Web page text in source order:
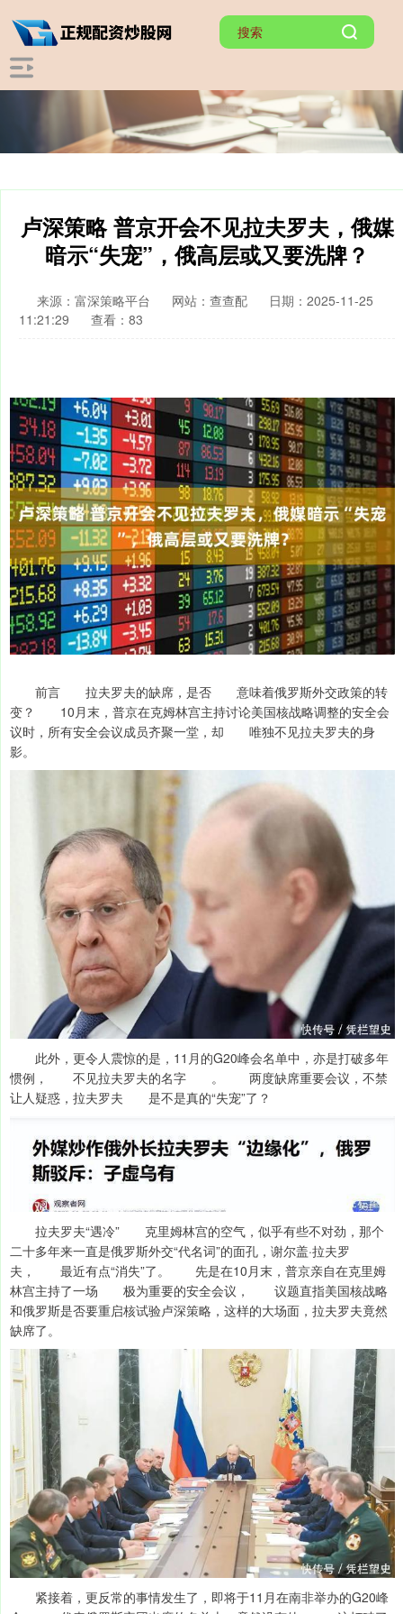
卢深策略 普京开会不见拉夫罗夫，俄媒
暗示“失宠”，俄高层或又要洗牌？
来源：富深策略平台 网站：查查配
日期：2025-11-25
11:21:29
查看：83
前言 拉夫罗夫的缺席，是否 意味着俄罗斯外交政策的转
变？ 10月末，普京在克姆林宫主持讨论美国核战略调整的安全会
议时，所有安全会议成员齐聚一堂，却 唯独不见拉夫罗夫的身
影。
此外，更令人震惊的是，11月的G20峰会名单中，亦是打破多年
惯例， 不见拉夫罗夫的名字 。 两度缺席重要会议，不禁
让人疑惑，拉夫罗夫 是不是真的“失宠”了？
拉夫罗夫“遇冷” 克里姆林宫的空气，似乎有些不对劲，那个
二十多年来一直是俄罗斯外交“代名词”的面孔，谢尔盖·拉夫罗
夫， 最近有点“消失”了。 先是在10月末，普京亲自在克里姆
林宫主持了一场 极为重要的安全会议， 议题直指美国核战略
和俄罗斯是否要重启核试验卢深策略，这样的大场面，拉夫罗夫竟然
缺席了。
紧接着，更反常的事情发生了，即将于11月在南非举办的G20峰